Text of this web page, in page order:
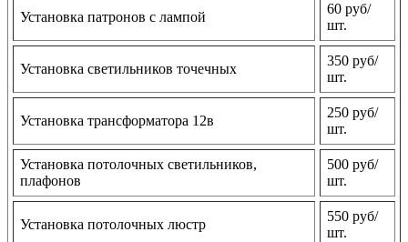
Установка патронов с лампой
60 руб/
шт.
Установка светильников точечных
350 руб/
шт.
Установка трансформатора 12в
250 руб/
шт.
Установка потолочных светильников,
плафонов
500 руб/
шт.
Установка потолочных люстр
550 руб/
шт.